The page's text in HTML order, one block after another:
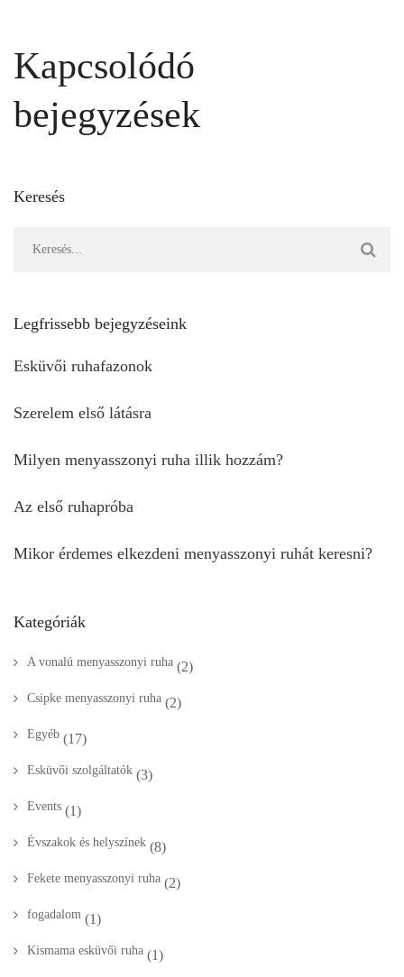
Kapcsolódó
bejegyzések
Keresés
Legfrissebb bejegyzéseink
Esküvői ruhafazonok
Szerelem első látásra
Milyen menyasszonyi ruha illik hozzám?
Az első ruhapróba
Mikor érdemes elkezdeni menyasszonyi ruhát keresni?
Kategóriák
A vonalú menyasszonyi ruha (2)
Csipke menyasszonyi ruha (2)
Egyéb (17)
Esküvői szolgáltatók (3)
Events (1)
Évszakok és helyszínek (8)
Fekete menyasszonyi ruha (2)
fogadalom (1)
Kismama esküvői ruha (1)